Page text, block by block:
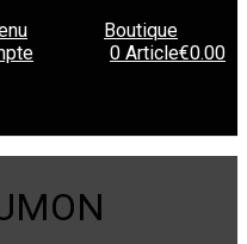
Boutique
0 Article€0.00